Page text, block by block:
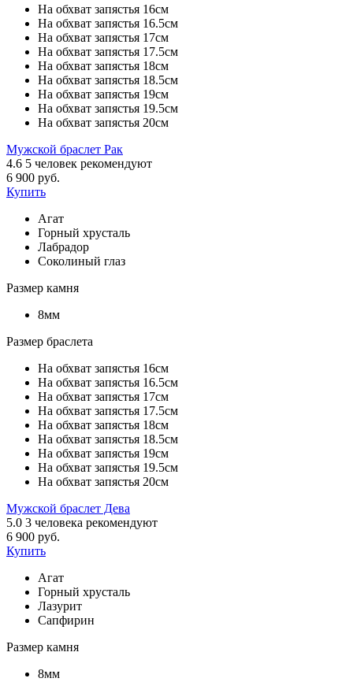
На обхват запястья 16см
На обхват запястья 16.5см
На обхват запястья 17см
На обхват запястья 17.5см
На обхват запястья 18см
На обхват запястья 18.5см
На обхват запястья 19см
На обхват запястья 19.5см
На обхват запястья 20см
Мужской браслет Рак
4.6 5 человек рекомендуют
6 900 руб.
Купить
Агат
Горный хрусталь
Лабрадор
Соколиный глаз
Размер камня
8мм
Размер браслета
На обхват запястья 16см
На обхват запястья 16.5см
На обхват запястья 17см
На обхват запястья 17.5см
На обхват запястья 18см
На обхват запястья 18.5см
На обхват запястья 19см
На обхват запястья 19.5см
На обхват запястья 20см
Мужской браслет Дева
5.0 3 человека рекомендуют
6 900 руб.
Купить
Агат
Горный хрусталь
Лазурит
Сапфирин
Размер камня
8мм